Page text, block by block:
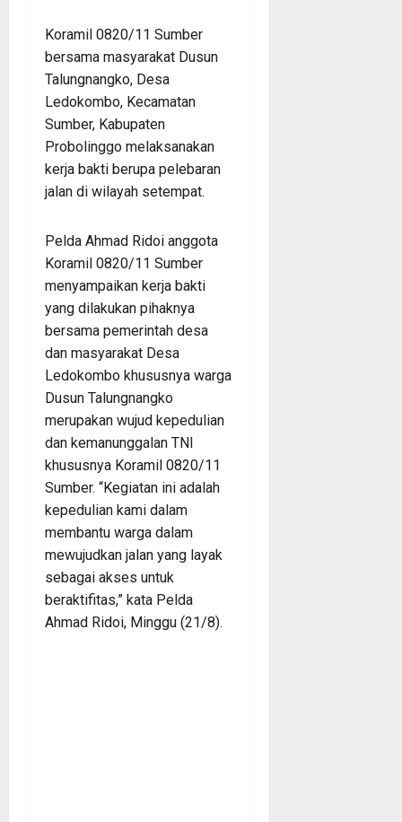
Koramil 0820/11 Sumber
bersama masyarakat Dusun
Talungnangko, Desa
Ledokombo, Kecamatan
Sumber, Kabupaten
Probolinggo melaksanakan
kerja bakti berupa pelebaran
jalan di wilayah setempat.
Pelda Ahmad Ridoi anggota
Koramil 0820/11 Sumber
menyampaikan kerja bakti
yang dilakukan pihaknya
bersama pemerintah desa
dan masyarakat Desa
Ledokombo khususnya warga
Dusun Talungnangko
merupakan wujud kepedulian
dan kemanunggalan TNI
khususnya Koramil 0820/11
Sumber. “Kegiatan ini adalah
kepedulian kami dalam
membantu warga dalam
mewujudkan jalan yang layak
sebagai akses untuk
beraktifitas,” kata Pelda
Ahmad Ridoi, Minggu (21/8).